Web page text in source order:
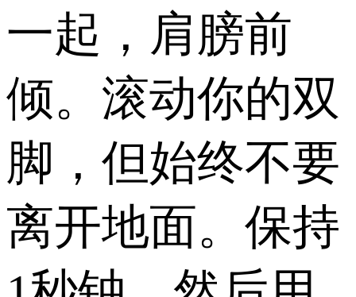
一起，肩膀前
倾。滚动你的双
脚，但始终不要
离开地面。保持